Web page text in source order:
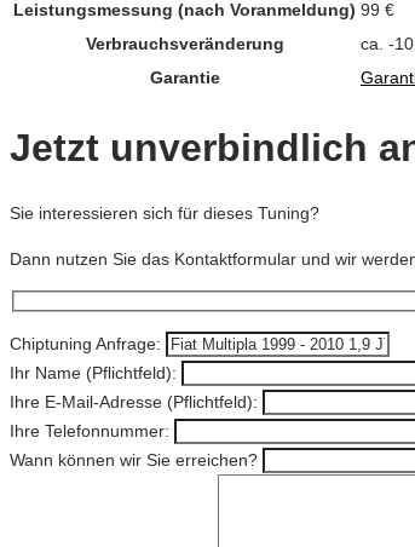
Leistungsmessung (nach Voranmeldung) 99 €
Verbrauchsveränderung
ca. -
Garantie
Jetzt unverbindlich
Sie interessieren sich für dieses Tuning?
Dann nutzen Sie das Kontaktformular und wir
Chiptuning Anfrage:
Ihr Name (Pflichtfeld):
Ihre E-Mail-Adresse (Pflichtfeld):
Ihre Telefonnummer:
Wann können wir Sie erreichen?